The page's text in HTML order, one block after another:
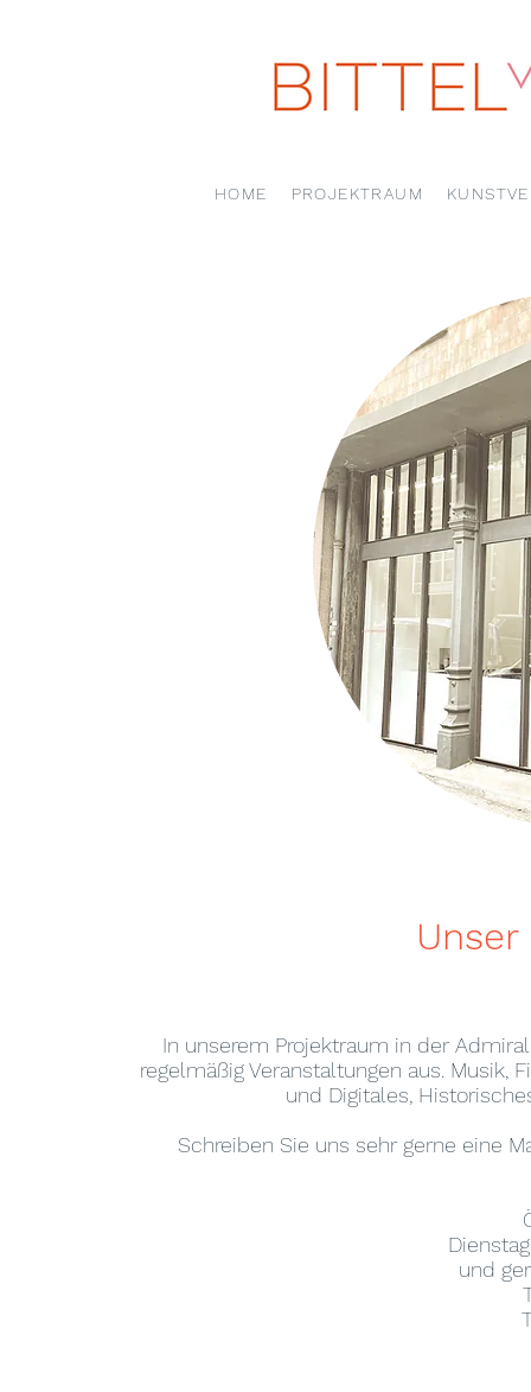
HOME PROJEKTRAUM
In unserem Projektraum in der
regelmäßig Veranstaltungen aus. Musik,
und Digitales,
Schreiben Sie uns sehr gerne eine
und